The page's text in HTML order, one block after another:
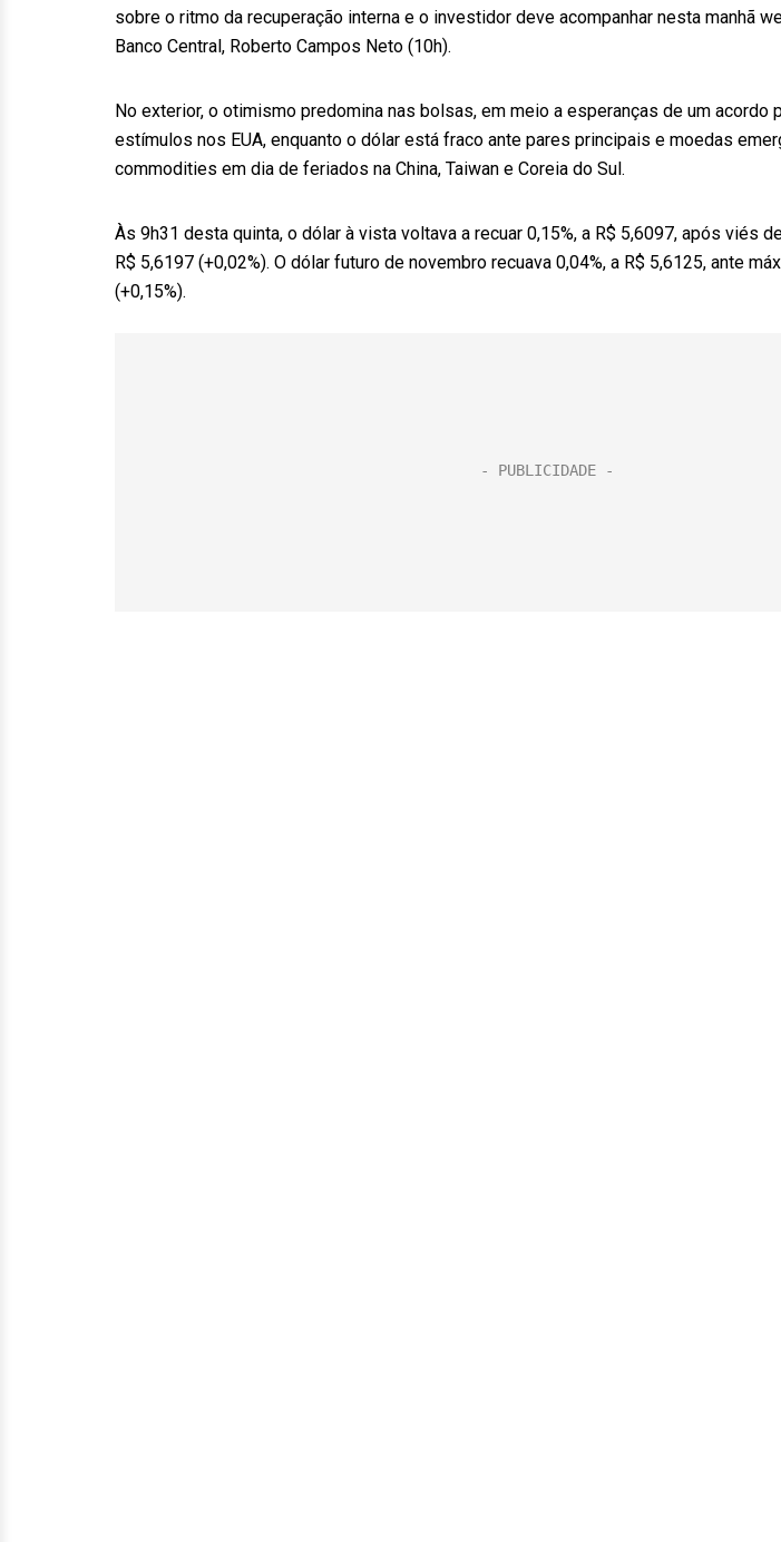
sobre o ritmo da recuperação interna e o investidor deve acompanhar nesta manhã
Banco Central, Roberto Campos Neto (10h).
No exterior, o otimismo predomina nas bolsas, em meio a esperanças de um acordo
estímulos nos EUA, enquanto o dólar está fraco ante pares principais e moedas
commodities em dia de feriados na China, Taiwan e Coreia do Sul.
Às 9h31 desta quinta, o dólar à vista voltava a recuar 0,15%, a R$ 5,6097, após viés
R$ 5,6197 (+0,02%). O dólar futuro de novembro recuava 0,04%, a R$ 5,6125, ante
(+0,15%).